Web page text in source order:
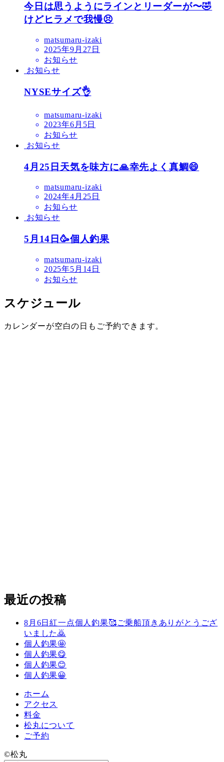
今日は思うようにラインとリーダーが〜🤣
けどヒラメで我慢😣
matsumaru-izaki
2025年9月27日
お知らせ
お知らせ
NYSEサイズ👌
matsumaru-izaki
2023年6月5日
お知らせ
お知らせ
4月25日天気を味方に🙏幸先よく真鯛😄
matsumaru-izaki
2024年4月25日
お知らせ
お知らせ
5月14日🥳個人釣果
matsumaru-izaki
2025年5月14日
お知らせ
スケジュール
カレンダーが空白の日もご予約できます。
最近の投稿
8月6日紅一点個人釣果🥰ご乗船頂きありがとうござ
いました🙇
個人釣果🤩
個人釣果😋
個人釣果😊
個人釣果😀
ホーム
アクセス
料金
松丸について
ご予約
©️松丸